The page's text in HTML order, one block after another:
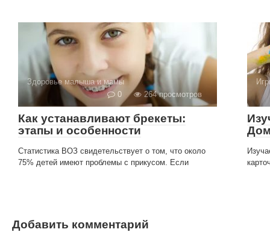
Здоровье малыша и мамы
0
264 просмотров
Как устанавливают брекеты:
этапы и особенности
Статистика ВОЗ свидетельствует о том, что около
75% детей имеют проблемы с прикусом. Если
Добавить комментарий